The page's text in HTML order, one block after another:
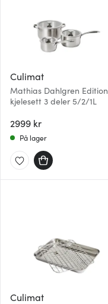
Culimat
Mathias Dahlgren Edition
kjelesett 3 deler 5/2/1L
2999 kr
På lager
Culimat